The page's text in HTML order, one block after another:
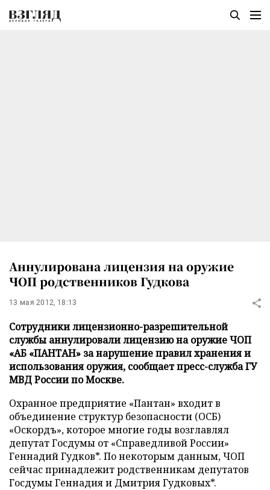
Аннулирована лицензия на оружие
ЧОП родственников Гудкова
13 мая 2012, 18:13
Сотрудники лицензионно-разрешительной
службы аннулировали лицензию на оружие ЧОП
«АБ «ПАНТАН» за нарушение правил хранения и
использования оружия, сообщает пресс-служба ГУ
МВД России по Москве.
Охранное предприятие «Пантан» входит в
объединение структур безопасности (ОСБ)
«Оскордъ», которое многие годы возглавлял
депутат Госдумы от «Справедливой России»
Геннадий Гудков*. По некоторым данным, ЧОП
сейчас принадлежит родственникам депутатов
Госдумы Геннадия и Дмитрия Гудковых*.